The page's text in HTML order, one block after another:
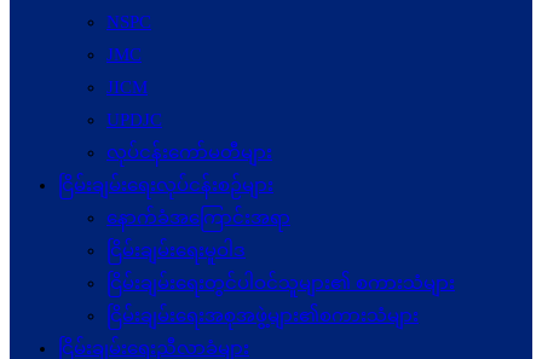
NSPC
JMC
JICM
UPDJC
လုပ်ငန်းကော်မတီများ
ငြိမ်းချမ်းရေးလုပ်ငန်းစဉ်များ
နောက်ခံအကြောင်းအရာ
ငြိမ်းချမ်းရေးမူဝါဒ
ငြိမ်းချမ်းရေးတွင်ပါဝင်သူများ၏ စကားသံများ
ငြိမ်းချမ်းရေးအစုအဖွဲ့များ၏စကားသံများ
ငြိမ်းချမ်းရေးညီလာခံများ